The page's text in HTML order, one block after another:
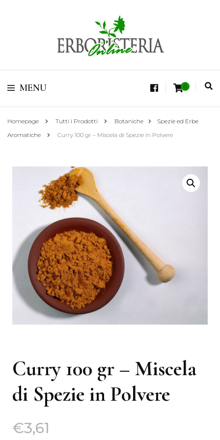
Erboristeria Shop
Online Tisane
Vendita di Botaniche, Erbe e Spezie Officinali, Tisane Terapeutiche Esclusive,
MENU 0
Homepage Tutti i Prodotti Botaniche
Spezie ed Erbe
Aromatiche
Curry 100 gr – Miscela di Spezie in Polvere
Curry 100 gr – Miscela
di Spezie in Polvere
€3,61